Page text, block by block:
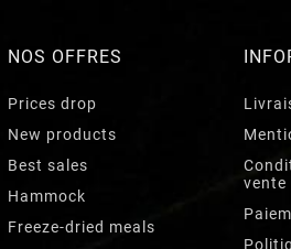
NOS OFFRES
Prices drop
New products
Best sales
Hammock
Freeze-dried meals
vente